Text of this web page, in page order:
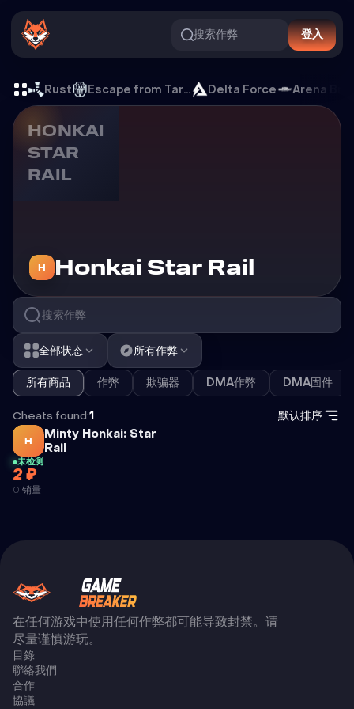
搜索作弊 登入
Honkai Star Rail 游戏外挂
Rust Escape from Tarkov Delta Force Arena
HONKAI
STAR
RAIL
H Honkai Star Rail
全部状态 所有作弊
所有商品 作弊 欺骗器 DMA作弊 DMA固件
Cheats found:1 默认排序
H
Minty Honkai: Star
Rail外挂
未检测
2 ₽
0 销量
在任何游戏中使用任何作弊都可能导致封禁。请
尽量谨慎游玩。
目錄
聯絡我們
合作
協議